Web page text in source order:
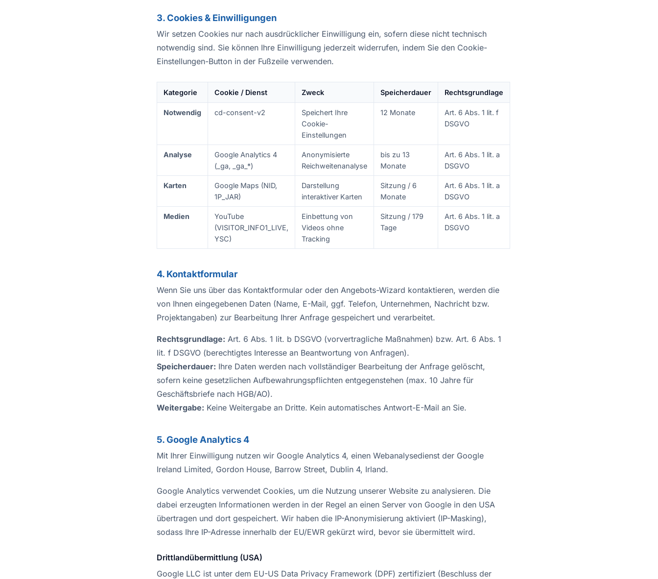
3. Cookies & Einwilligungen
Wir setzen Cookies nur nach ausdrücklicher Einwilligung ein, sofern diese nicht technisch
notwendig sind. Sie können Ihre Einwilligung jederzeit widerrufen, indem Sie den Cookie-
Einstellungen-Button in der Fußzeile verwenden.
Kategorie Cookie / Dienst Zweck Speicherdauer Rechtsgrundlage
Notwendig cd-consent-v2
Speichert Ihre
Cookie-
Einstellungen
12 Monate
Art. 6 Abs. 1 lit. f
DSGVO
Analyse
Google Analytics 4
(_ga, _ga_*)
Anonymisierte
Reichweitenanalyse
bis zu 13
Monate
Art. 6 Abs. 1 lit. a
DSGVO
Karten
Google Maps (NID,
1P_JAR)
Darstellung
interaktiver Karten
Sitzung / 6
Monate
Art. 6 Abs. 1 lit. a
DSGVO
Medien
YouTube
(VISITOR_INFO1_LIVE,
YSC)
Einbettung von
Videos ohne
Tracking
Sitzung / 179
Tage
Art. 6 Abs. 1 lit. a
DSGVO
4. Kontaktformular
Wenn Sie uns über das Kontaktformular oder den Angebots-Wizard kontaktieren, werden die
von Ihnen eingegebenen Daten (Name, E-Mail, ggf. Telefon, Unternehmen, Nachricht bzw.
Projektangaben) zur Bearbeitung Ihrer Anfrage gespeichert und verarbeitet.
Rechtsgrundlage: Art. 6 Abs. 1 lit. b DSGVO (vorvertragliche Maßnahmen) bzw. Art. 6 Abs. 1
lit. f DSGVO (berechtigtes Interesse an Beantwortung von Anfragen).
Speicherdauer: Ihre Daten werden nach vollständiger Bearbeitung der Anfrage gelöscht,
sofern keine gesetzlichen Aufbewahrungspflichten entgegenstehen (max. 10 Jahre für
Geschäftsbriefe nach HGB/AO).
Weitergabe: Keine Weitergabe an Dritte. Kein automatisches Antwort-E-Mail an Sie.
5. Google Analytics 4
Mit Ihrer Einwilligung nutzen wir Google Analytics 4, einen Webanalysedienst der Google
Ireland Limited, Gordon House, Barrow Street, Dublin 4, Irland.
Google Analytics verwendet Cookies, um die Nutzung unserer Website zu analysieren. Die
dabei erzeugten Informationen werden in der Regel an einen Server von Google in den USA
übertragen und dort gespeichert. Wir haben die IP-Anonymisierung aktiviert (IP-Masking),
sodass Ihre IP-Adresse innerhalb der EU/EWR gekürzt wird, bevor sie übermittelt wird.
Drittlandübermittlung (USA)
Google LLC ist unter dem EU-US Data Privacy Framework (DPF) zertifiziert (Beschluss der